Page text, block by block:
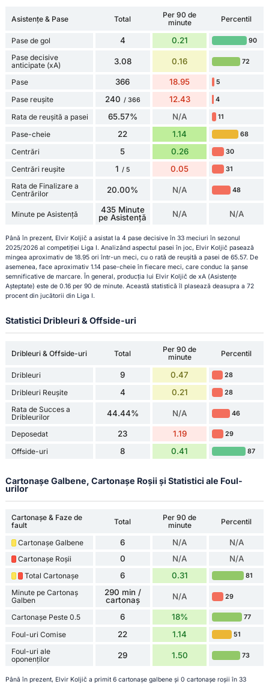
Asistențe & Pase Total
Per 90 de
minute
Percentil
Pase de gol 4 0.21 90
Pase decisive
anticipate (xA)
3.08 0.16 72
Pase 366 18.95 5
Pase reușite 240 / 366 12.43 4
Rata de reușită a pasei 65.57% N/A 11
Pase-cheie 22 1.14 68
Centrări 5 0.26 30
Centrări reușite 1 / 5 0.05 31
Rata de Finalizare a
Centrărilor
20.00% N/A 48
Minute pe Asistență
435 Minute
pe Asistență
N/A N/A
Până în prezent, Elvir Koljič a asistat la 4 pase decisive în 33 meciuri în sezonul
2025/2026 al competiției Liga I. Analizând aspectul pasei în joc, Elvir Koljič pasează
mingea aproximativ de 18.95 ori într-un meci, cu o rată de reușită a pasei de 65.57. De
asemenea, face aproximativ 1.14 pase-cheie în fiecare meci, care conduc la șanse
semnificative de marcare. În general, producția lui Elvir Koljič de xA (Asistențe
Așteptate) este de 0.16 per 90 de minute. Această statistică îl plasează deasupra a 72
procent din jucătorii din Liga I.
Statistici Dribleuri & Offside-uri
Dribleuri & Offside-uri Total
Per 90 de
minute
Percentil
Dribleuri 9 0.47 28
Dribleuri Reușite 4 0.21 28
Rata de Succes a
Dribleurilor
44.44% N/A 46
Deposedat 23 1.19 29
Offside-uri 8 0.41 87
Cartonașe Galbene, Cartonașe Roșii și Statistici ale Foul-
urilor
Cartonașe & Faze de
fault
Total
Per 90 de
minute
Percentil
Cartonașe Galbene 6 N/A N/A
Cartonașe Roșii 0 N/A N/A
Total Cartonașe 6 0.31 81
Minute pe Cartonaș
Galben
290 min /
cartonaș
N/A 29
Cartonașe Peste 0.5 6 18% 77
Foul-uri Comise 22 1.14 51
Foul-uri ale
oponenților
29 1.50 73
Până în prezent, Elvir Koljič a primit 6 cartonașe galbene și 0 cartonașe roșii în 33